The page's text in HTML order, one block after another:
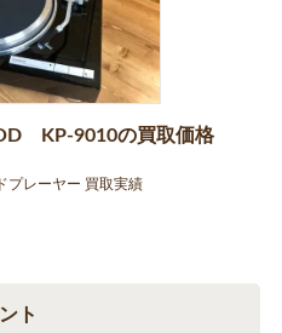
KP-9010の買取価格
プレーヤー 買取実績
ト